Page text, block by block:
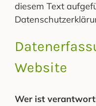
diesem Text
Website
Wer ist